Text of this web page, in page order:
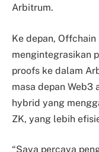
Arbitrum.
Ke depan,
mengintegrasikan
proofs ke dalam
masa depan Web3
hybrid yang
ZK, yang lebih
“Saya percaya